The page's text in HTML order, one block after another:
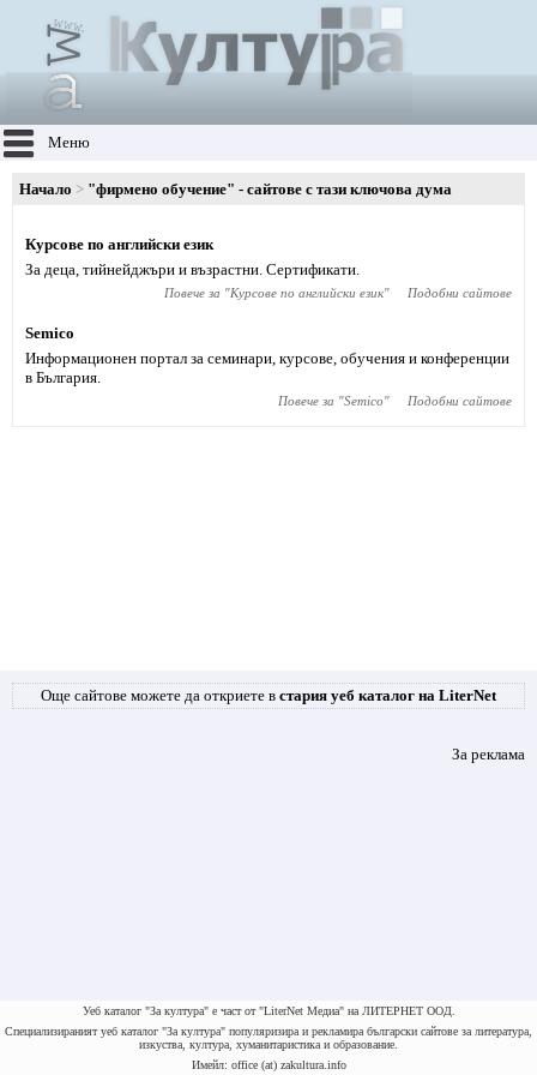
Меню
Начало "фирмено обучение" - сайтове с тази ключова дума
Курсове по английски език
За деца, тийнейджъри и възрастни. Сертификати.
Повече за "Курсове по английски език" Подобни сайтове
Semico
Информационен портал за семинари, курсове, обучения и конференции
в България.
Повече за "Semico" Подобни сайтове
Още сайтове можете да откриете в стария уеб каталог на LiterNet
За реклама
Уеб каталог "За култура" е част от "LiterNet Медиа" на ЛИТЕРНЕТ ООД.
Специализираният уеб каталог "За култура" популяризира и рекламира български сайтове за литература,
изкуства, култура, хуманитаристика и образование.
Имейл: office (at) zakultura.info